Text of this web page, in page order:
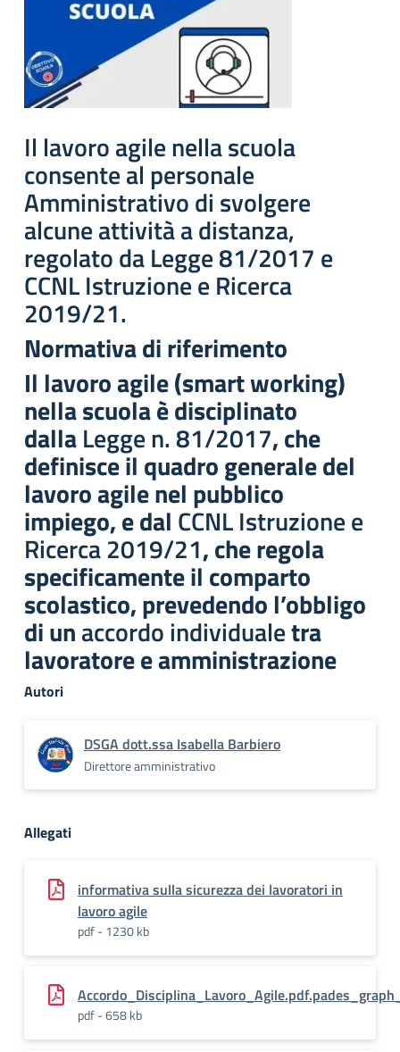
Il lavoro agile nella scuola
consente al personale
Amministrativo di svolgere
alcune attività a distanza,
regolato da Legge 81/2017 e
CCNL Istruzione e Ricerca
2019/21.
Normativa di riferimento
Il lavoro agile (smart working)
nella scuola è disciplinato
dallaLegge n. 81/2017, che
definisce il quadro generale del
lavoro agile nel pubblico
impiego, e dal CCNL Istruzione e
Ricerca 2019/21, che regola
specificamente il comparto
scolastico, prevedendo l’obbligo
di unaccordo individualetra
lavoratore e amministrazione
Autori
DSGA dott.ssa Isabella Barbiero
Direttore amministrativo
Allegati
informativa sulla sicurezza dei lavoratori in
lavoro agile
pdf - 1230 kb
pdf - 658 kb